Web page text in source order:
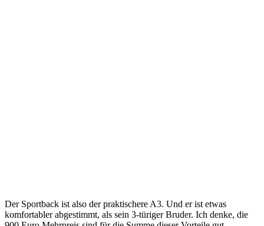
Der Sportback ist also der praktischere A3. Und er ist etwas
komfortabler abgestimmt, als sein 3-türiger Bruder. Ich denke, die